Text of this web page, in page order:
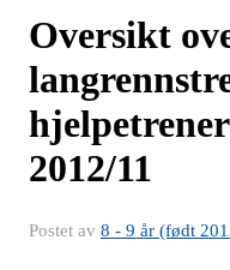
Oversikt
2012/11
Postet av 8 - 9 år (født